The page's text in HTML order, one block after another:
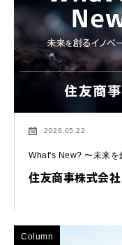
2026.05.22
What's New? 〜未来を
住友商事株式会社
Column